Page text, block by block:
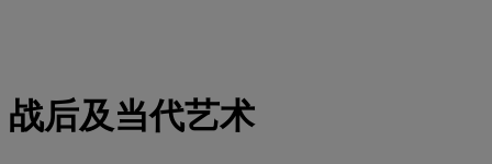
战后及当代艺术